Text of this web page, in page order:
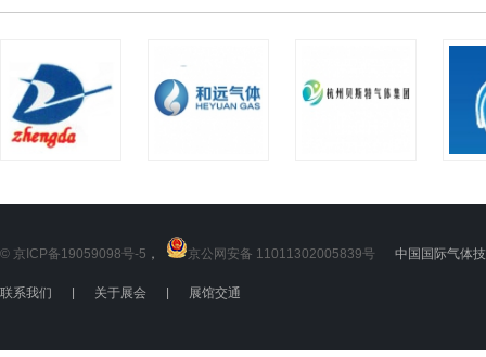
© 京ICP备19059098号-5 ， 京公网安备 11011302005839号 中国国际气体技
联系我们 关于展会 展馆交通